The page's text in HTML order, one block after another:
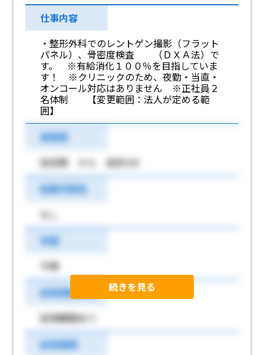
仕事内容
・整形外科でのレントゲン撮影（フラット
パネル）、骨密度検査 （ＤＸＡ法）で
す。 ※有給消化１００％を目指していま
す！ ※クリニックのため、夜勤・当直・
オンコール対応はありません ※正社員２
名体制 【変更範囲：法人が定める範
囲】
最寄駅
安武駅 から 徒歩2分
転勤可能性
なし
学歴
不問
試用期間有無
試用期間あり
試用期間
続きを見る